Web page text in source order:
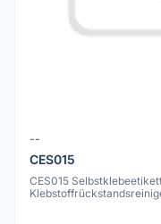
--
CES015
CES015